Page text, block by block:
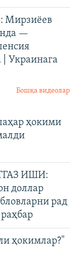
Мирзиёев
—
| Украинага
Бошқа видеолар
ҳокими
ИШИ:
доллар
рад
ҳокимлар?"